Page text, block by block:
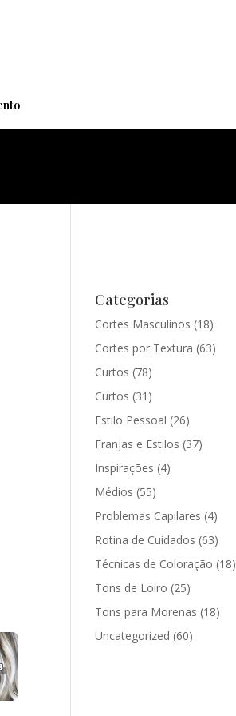
Categorias
Cortes Masculinos (18)
Cortes por Textura (63)
Curtos (78)
Curtos (31)
Estilo Pessoal (26)
Franjas e Estilos (37)
Inspirações (4)
Médios (55)
Problemas Capilares (4)
Rotina de Cuidados (63)
Técnicas de Coloração (18)
Tons de Loiro (25)
Tons para Morenas (18)
Uncategorized (60)